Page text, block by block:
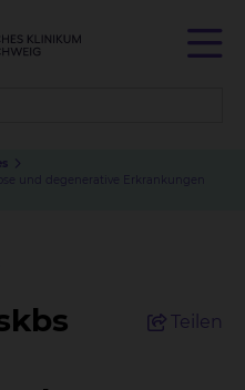
und degenerative Erkrankungen
Teilen